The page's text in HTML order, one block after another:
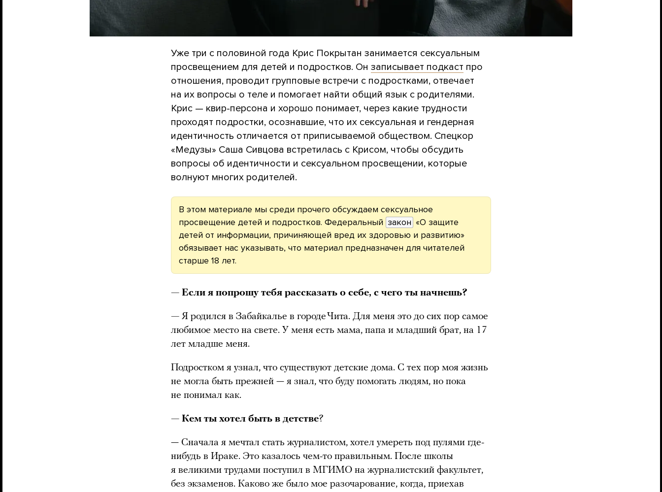
Уже три с половиной года Крис Покрытан занимается сексуальным
просвещением для детей и подростков. Он записывает подкаст про
отношения, проводит групповые встречи с подростками, отвечает
на их вопросы о теле и помогает найти общий язык с родителями.
Крис — квир-персона и хорошо понимает, через какие трудности
проходят подростки, осознавшие, что их сексуальная и гендерная
идентичность отличается от приписываемой обществом. Спецкор
«Медузы» Саша Сивцова встретилась с Крисом, чтобы обсудить
вопросы об идентичности и сексуальном просвещении, которые
волнуют многих родителей.
В этом материале мы среди прочего обсуждаем сексуальное
просвещение детей и подростков. Федеральный закон «О защите
детей от информации, причиняющей вред их здоровью и развитию»
обязывает нас указывать, что материал предназначен для читателей
старше 18 лет.
— Если я попрошу тебя рассказать о себе, с чего ты начнешь?
— Я родился в Забайкалье в городе Чита. Для меня это до сих пор самое
любимое место на свете. У меня есть мама, папа и младший брат, на 17
лет младше меня.
Подростком я узнал, что существуют детские дома. С тех пор моя жизнь
не могла быть прежней — я знал, что буду помогать людям, но пока
не понимал как.
— Кем ты хотел быть в детстве?
— Сначала я мечтал стать журналистом, хотел умереть под пулями где-
нибудь в Ираке. Это казалось чем-то правильным. После школы
я великими трудами поступил в МГИМО на журналистский факультет,
без экзаменов. Каково же было мое разочарование, когда, приехав